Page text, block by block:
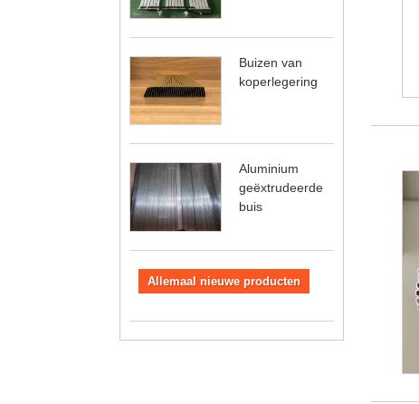
Buizen van
koperlegering
Aluminium
geëxtrudeerde
buis
Allemaal nieuwe producten